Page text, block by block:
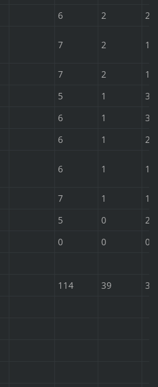
6 2
2
7 2 1
7 2
1
5 1
3
6 1
3
6 1
2
6 1 1
7 1
1
5 0
2
0 0 0
114 39 36